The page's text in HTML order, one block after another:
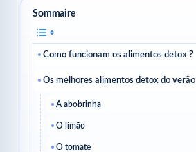
Sommaire
Como funcionam os alimentos detox ?
Os melhores alimentos detox do verão
A abobrinha
O limão
O tomate